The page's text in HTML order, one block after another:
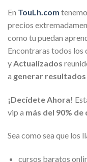
En TouLh.com
precios
como tu puedan
Encontraras todos los
yActualizados
a generar
¡Decídete Ahora!
vip a más del 90%
Sea como sea que los
cursos baratos